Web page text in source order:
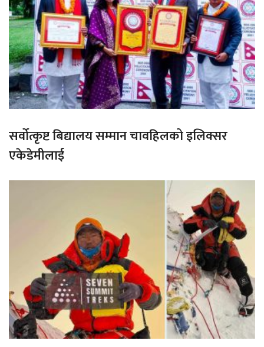
सर्वोत्कृष्ट बिद्यालय सम्मान चावहिलको इलिक्सर
एकेडेमीलाई